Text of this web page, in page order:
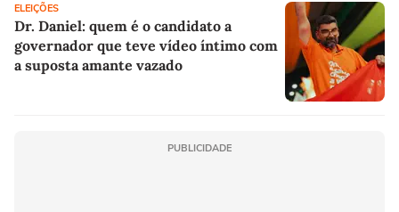
ELEIÇÕES
Dr. Daniel: quem é o candidato a
governador que teve vídeo íntimo com
a suposta amante vazado
PUBLICIDADE